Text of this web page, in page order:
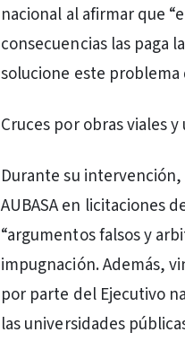
nacional al afirmar que
consecuencias las paga
solucione este problema
Cruces por obras viales
Durante su
AUBASA en licitaciones
“argumentos falsos y
impugnación. Además,
por parte del Ejecutivo
las universidades